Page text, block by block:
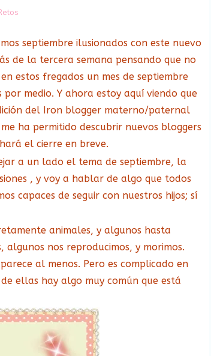
septiembre ilusionados con este nuevo
de la tercera semana pensando que no
estos fregados un mes de septiembre
medio. Y ahora estoy aquí viendo que
del Iron blogger materno/paternal
ha permitido descubrir nuevos bloggers
el cierre en breve.
a un lado el tema de septiembre, la
, y voy a hablar de algo que todos
capaces de seguir con nuestros hijos; sí
animales, y algunos hasta
algunos nos reproducimos, y morimos.
al menos. Pero es complicado en
ellas hay algo muy común que está